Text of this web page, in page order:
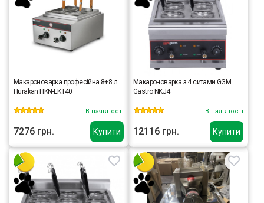
Купити
Макароноварка професійна 8+8 л
Hurakan HKN-EKT40
В наявності
7276 грн. Купити
Макароноварка з 4 ситами GGM
Gastro NKJ4
В наявності
12116 грн.